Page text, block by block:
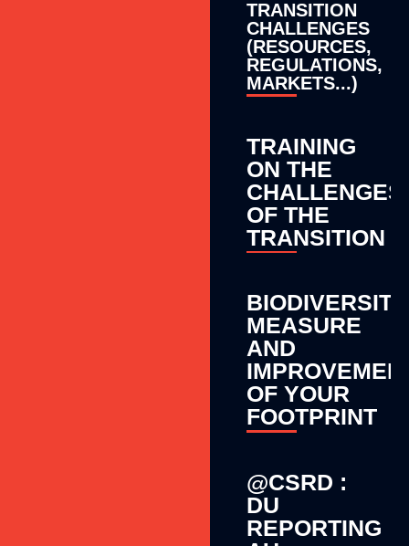
TRANSITION
CHALLENGES
(RESOURCES,
REGULATIONS,
MARKETS...)
TRAINING
ON THE
CHALLENGES
OF THE
TRANSITION
MEASURE
AND
OF YOUR
FOOTPRINT
@CSRD :
DU
REPORTING